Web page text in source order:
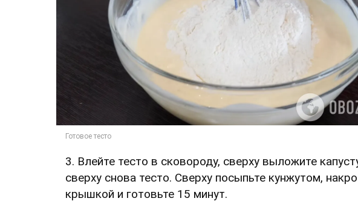
3. Влейте тесто в сковороду, сверху выложите
сверху снова тесто. Сверху посыпьте кунжутом,
крышкой и готовьте 15 минут.